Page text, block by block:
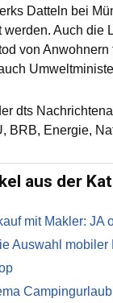
Datteln bei
Auch die
von
dts
BRB, Energie,
aus der
mit Makler: JA
Auswahl mobiler